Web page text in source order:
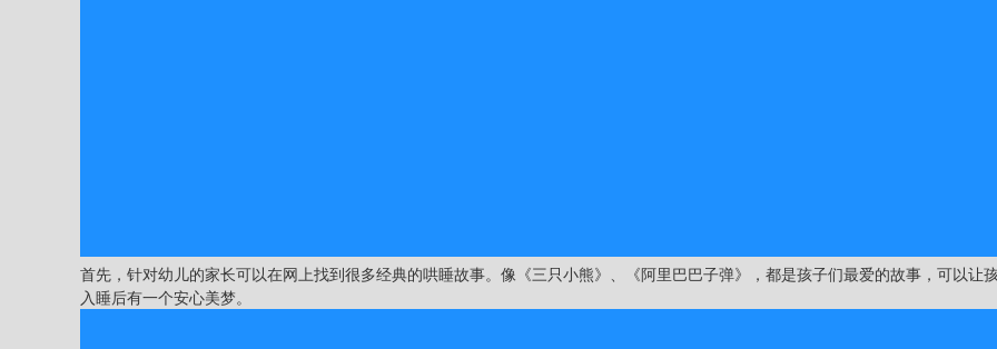
首先，针对幼儿的家长可以在网上找到很多经典的哄睡故事。像《三只小熊》、《阿里巴巴子弹》，都是孩子们最爱的故事，可以让
入睡后有一个安心美梦。